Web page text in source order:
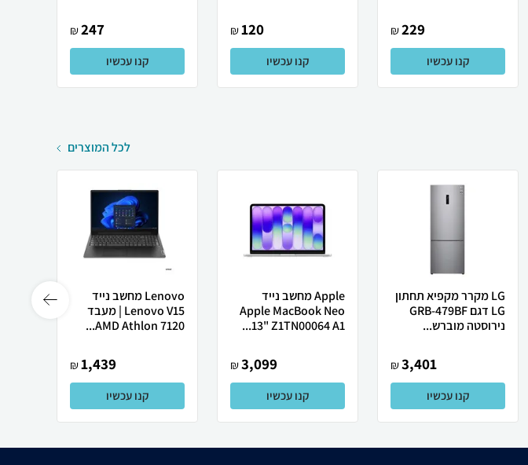
229
₪
קנו עכשיו
120
₪
קנו עכשיו
247
₪
קנו עכשיו
לכל המוצרים
LG מקרר מקפיא תחתון
LG דגם GRB-479BF
נירוסטה מוברש...
3,401
₪
קנו עכשיו
Apple מחשב נייד
Apple MacBook Neo
13" Z1TN00064 A1...
3,099
₪
קנו עכשיו
Lenovo מחשב נייד
Lenovo V15 | מעבד
AMD Athlon 7120...
1,439
₪
קנו עכשיו